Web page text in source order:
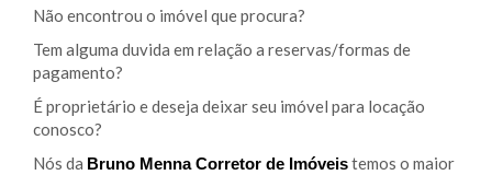
Não encontrou o imóvel que procura?
Tem alguma duvida em relação a reservas/formas de
pagamento?
É proprietário e deseja deixar seu imóvel para locação
conosco?
Nós da Bruno Menna Corretor de Imóveistemos o maior